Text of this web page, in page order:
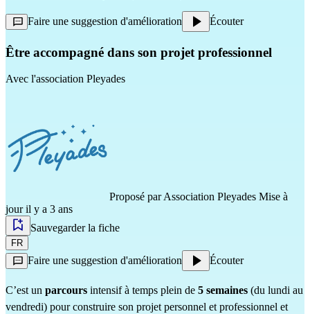
Faire une suggestion d'amélioration Écouter
Être accompagné dans son projet professionnel
Avec l'association Pleyades
Proposé parAssociation Pleyades Mise à
jour il y a 3 ans
Sauvegarder la fiche
FR
Faire une suggestion d'amélioration Écouter
C’est un parcours intensif à temps plein de 5 semaines (du lundi au
vendredi) pour construire son projet personnel et professionnel et